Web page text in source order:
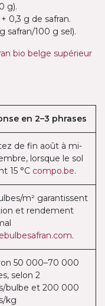
g).
0,3 g de safran.
safran/100 g sel).
bio belge supérieur
en 2–3 phrases
de fin août à mi-
lorsque le sol
15 °C compo.be.
m² garantissent
et rendement
.
50 000–70 000
selon 2
bulbe et 200 000
kg